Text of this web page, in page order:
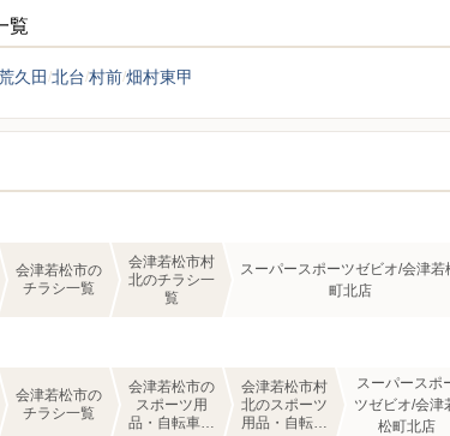
覧
久田 北台 村前畑村東甲
会津若松市の
チラシ一覧
会津若松市村
北のチラシ一
覧
スーパースポーツゼビオ/会津若
町北店
会津若松市の
チラシ一覧
会津若松市の
スポーツ用
品・自転車の
会津若松市村
北のスポーツ
用品・自転車
スーパースポ
ツゼビオ/会津
松町北店